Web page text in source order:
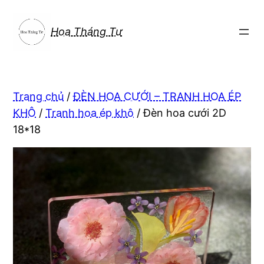
phần
Hoa Tháng Tư
Trang chủ /ĐÈN HOA CƯỚI – TRANH HOA ÉP
KHÔ /Tranh hoa ép khô / Đèn hoa cưới 2D
18*18